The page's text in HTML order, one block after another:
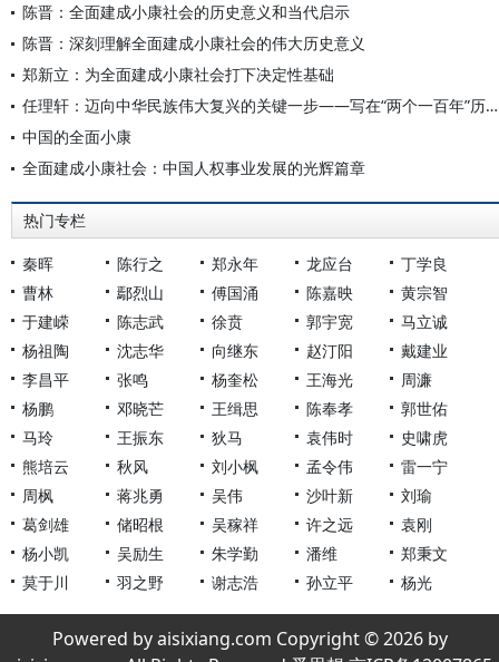
陈晋：全面建成小康社会的历史意义和当代启示
陈晋：深刻理解全面建成小康社会的伟大历史意义
郑新立：为全面建成小康社会打下决定性基础
任理轩：迈向中华民族伟大复兴的关键一步——写在“两个一百年”历史交汇之际
中国的全面小康
全面建成小康社会：中国人权事业发展的光辉篇章
热门专栏
秦晖 陈行之 郑永年 龙应台
丁学良
曹林
鄢烈山 傅国涌 陈嘉映
黄宗智
于建嵘
陈志武 徐贲 郭宇宽
马立诚
杨祖陶
沈志华 向继东 赵汀阳
戴建业
李昌平
张鸣 杨奎松 王海光
周濂
杨鹏
邓晓芒 王缉思 陈奉孝
郭世佑
马玲
王振东 狄马 袁伟时
史啸虎
熊培云
秋风 刘小枫 孟令伟
雷一宁
周枫
蒋兆勇 吴伟 沙叶新
刘瑜
葛剑雄
储昭根 吴稼祥 许之远
袁刚
杨小凯
吴励生 朱学勤 潘维
郑秉文
莫于川
羽之野 谢志浩 孙立平 杨光
Powered by aisixiang.com Copyright © 2026 by